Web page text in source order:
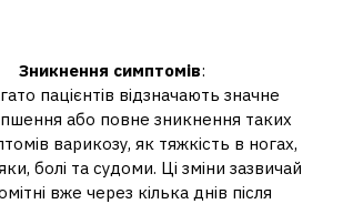
Зникнення симптомів:
пацієнтів відзначають значне
або повне зникнення таких
варикозу, як тяжкість в ногах,
болі та судоми. Ці зміни зазвичай
вже через кілька днів після